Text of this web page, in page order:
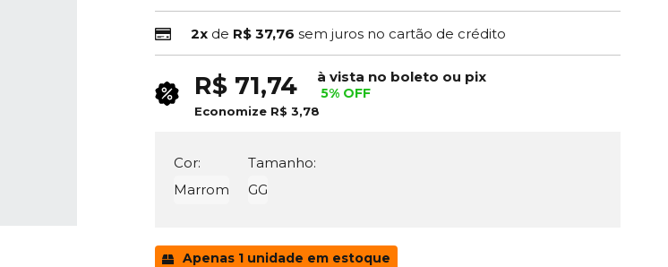
2x de R$ 37,76 sem juros no cartão de crédito
R$ 71,74 à vista no boleto ou pix
5% OFF
Economize R$ 3,78
Cor:
Marrom
Tamanho:
GG
Apenas 1 unidade em estoque